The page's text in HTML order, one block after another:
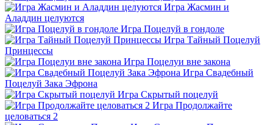
Игра Жасмин и
Аладдин целуются
Игра Поцелуй в гондоле
Игра Тайный Поцелуй
Принцессы
Игра Поцелуи вне закона
Игра Свадебный
Поцелуй Зака Эфрона
Игра Скрытый поцелуй
Игра Продолжайте
целоваться 2